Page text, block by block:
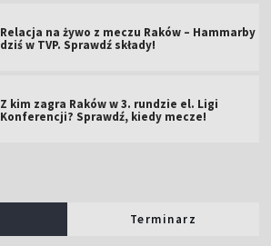
Relacja na żywo z meczu Raków – Hammarby
dziś w TVP. Sprawdź składy!
Z kim zagra Raków w 3. rundzie el. Ligi
Konferencji? Sprawdź, kiedy mecze!
Terminarz